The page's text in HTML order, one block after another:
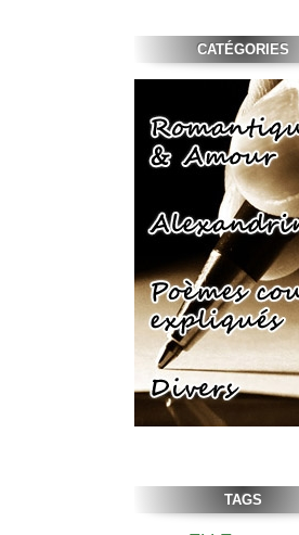
CATÉGORIES
TAGS